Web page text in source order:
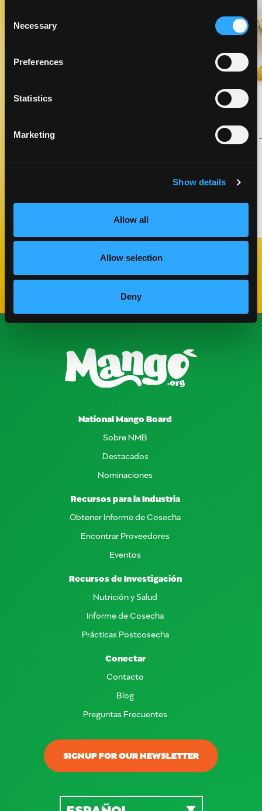
Selection
Necessary
Preferences
Statistics
Marketing
Show details
Allow all
Allow selection
Deny
ENSALADA MASON JAR CON
HAZLO
Previous Slide
Next Slide
SIGNUP FOR OUR NEWSLETTER
National Mango Board
Sobre NMB
Destacados
Nominaciones
Recursos para la Industria
Obtener Informe de Cosecha
Encontrar Proveedores
Eventos
Recursos de Investigación
Nutrición y Salud
Informe de Cosecha
Prácticas Postcosecha
Conectar
Contacto
Blog
Preguntas Frecuentes